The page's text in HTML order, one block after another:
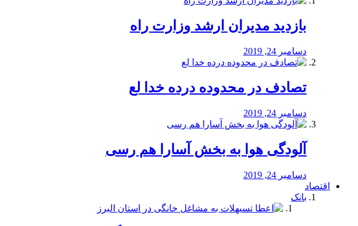
بازدید مدیران ارشد وزارت راه
دسامبر 24, 2019
تصادف در محدوده درده خدا لع
دسامبر 24, 2019
آلودگی هوا به بخش آسارا هم رسی
دسامبر 24, 2019
اقتصاد
بانک